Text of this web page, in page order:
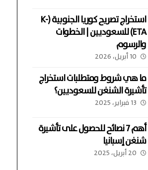
استخراج تصريح كوريا الجنوبية (K-
ETA) للسعوديين | الخطوات
والرسوم
10 أبريل، 2026
ما هي شروط ومتطلبات استخراج
تأشيرة الشنغن للسعوديين؟
13 فبراير، 2025
أهم 7 نصائح للحصول على تأشيرة
شنغن إسبانيا
20 أبريل، 2025